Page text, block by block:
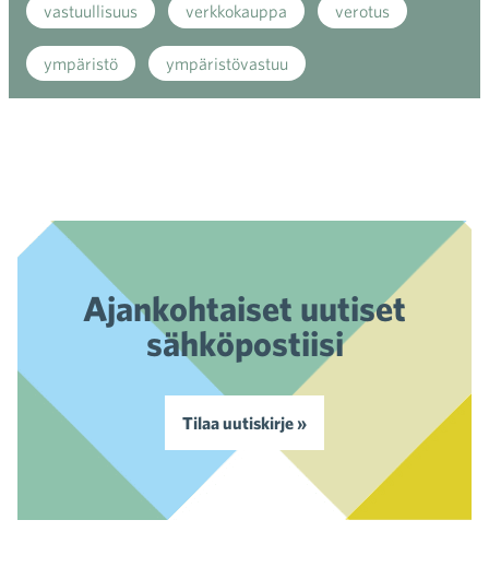
vastuullisuus verkkokauppa verotus
ympäristö ympäristövastuu
Ajankohtaiset uutiset
sähköpostiisi
Tilaa uutiskirje »